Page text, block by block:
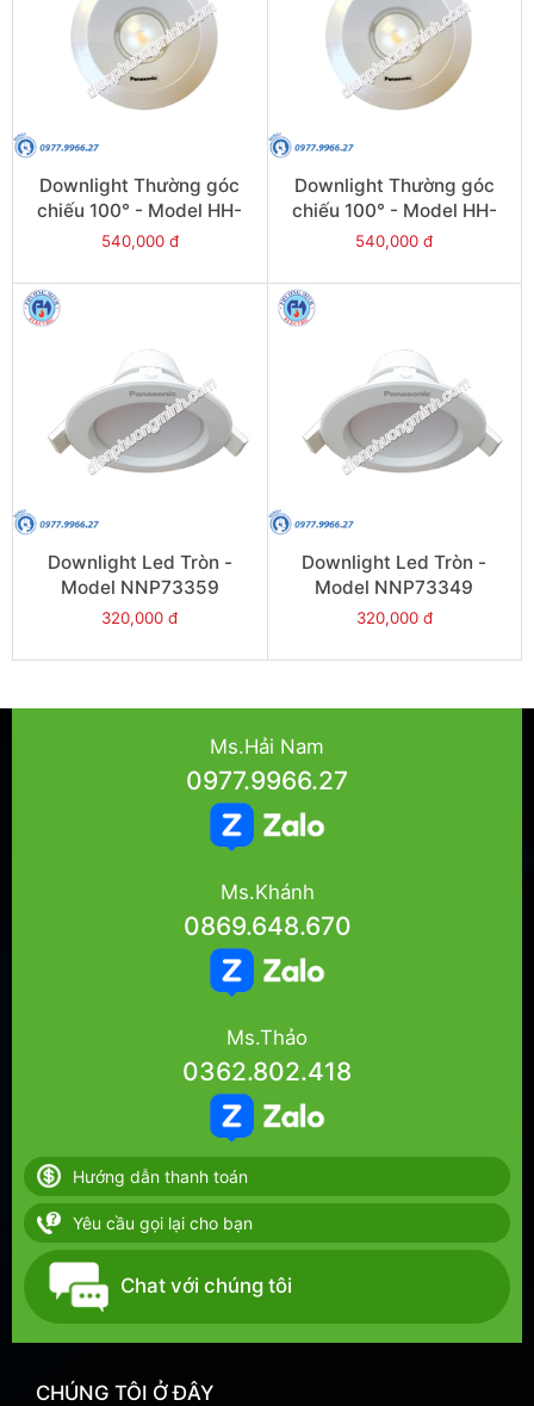
Downlight Thường góc
chiếu 100° - Model HH-
LD20501K19
540,000 đ
Downlight Thường góc
chiếu 100° - Model HH-
LD40501K19
540,000 đ
Downlight Led Tròn -
Model NNP73359
320,000 đ
Downlight Led Tròn -
Model NNP73349
320,000 đ
Ms.Hải Nam
0977.9966.27
Ms.Khánh
0869.648.670
Ms.Thảo
0362.802.418
Hướng dẫn thanh toán
Yêu cầu gọi lại cho bạn
Chat với chúng tôi
CHÚNG TÔI Ở ĐÂY